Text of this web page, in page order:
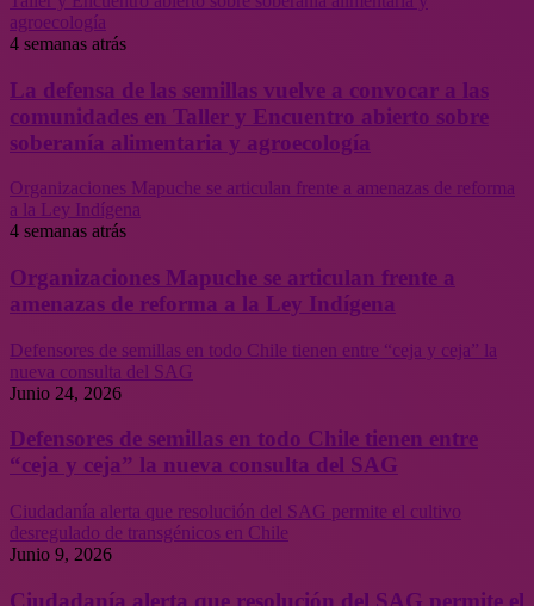
agroecología
4 semanas atrás
La defensa de las semillas vuelve a convocar a las
comunidades en Taller y Encuentro abierto sobre
soberanía alimentaria y agroecología
Organizaciones Mapuche se articulan frente a amenazas de reforma
a la Ley Indígena
4 semanas atrás
Organizaciones Mapuche se articulan frente a
amenazas de reforma a la Ley Indígena
Defensores de semillas en todo Chile tienen entre “ceja y ceja” la
nueva consulta del SAG
Junio 24, 2026
Defensores de semillas en todo Chile tienen entre
“ceja y ceja” la nueva consulta del SAG
Ciudadanía alerta que resolución del SAG permite el cultivo
desregulado de transgénicos en Chile
Junio 9, 2026
Ciudadanía alerta que resolución del SAG permite el